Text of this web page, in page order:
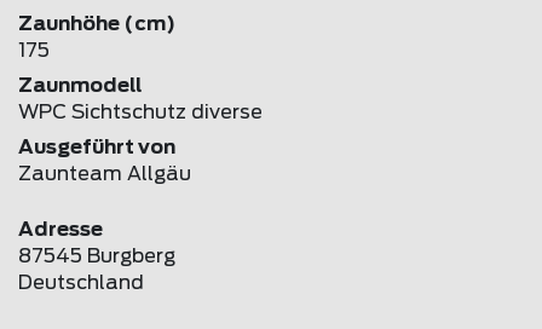
Zaunhöhe (cm)
175
Zaunmodell
WPC Sichtschutz diverse
Ausgeführt von
Zaunteam Allgäu
Adresse
87545 Burgberg
Deutschland